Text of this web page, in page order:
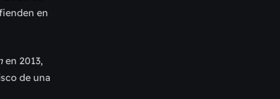
en
en 2013,
de una